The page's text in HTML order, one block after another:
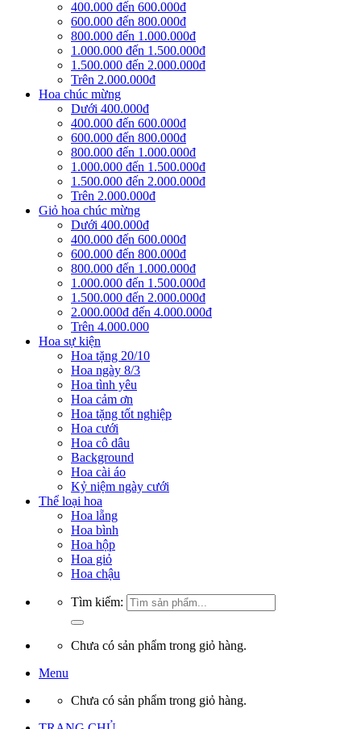
400.000 đến 600.000đ
600.000 đến 800.000đ
800.000 đến 1.000.000đ
1.000.000 đến 1.500.000đ
1.500.000 đến 2.000.000đ
Trên 2.000.000đ
Hoa chúc mừng
Dưới 400.000đ
400.000 đến 600.000đ
600.000 đến 800.000đ
800.000 đến 1.000.000đ
1.000.000 đến 1.500.000đ
1.500.000 đến 2.000.000đ
Trên 2.000.000đ
Giỏ hoa chúc mừng
Dưới 400.000đ
400.000 đến 600.000đ
600.000 đến 800.000đ
800.000 đến 1.000.000đ
1.000.000 đến 1.500.000đ
1.500.000 đến 2.000.000đ
2.000.000đ đến 4.000.000đ
Trên 4.000.000
Hoa sự kiện
Hoa tặng 20/10
Hoa ngày 8/3
Hoa tình yêu
Hoa cảm ơn
Hoa tặng tốt nghiệp
Hoa cưới
Hoa cô dâu
Background
Hoa cài áo
Kỷ niệm ngày cưới
Thể loại hoa
Hoa lẵng
Hoa bình
Hoa hộp
Hoa giỏ
Hoa chậu
Tìm kiếm:
Chưa có sản phẩm trong giỏ hàng.
Menu
Chưa có sản phẩm trong giỏ hàng.